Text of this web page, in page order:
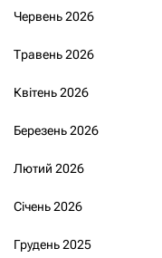
Червень 2026
Травень 2026
Квітень 2026
Березень 2026
Лютий 2026
Січень 2026
Грудень 2025